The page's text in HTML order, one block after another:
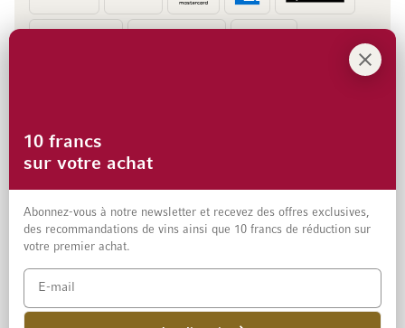
Protection des données et clause de non-responsabilité
10 francs
sur votre achat
Abonnez-vous à notre newsletter et recevez des offres exclusives,
des recommandations de vins ainsi que 10 francs de réduction sur
votre premier achat.